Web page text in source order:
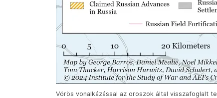
Vörös vonalkázással az oroszok által visszafoglalt